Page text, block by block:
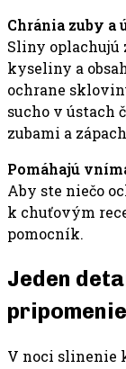
Chránia zuby a
Sliny oplachujú
kyseliny a
ochrane
sucho v ústach
zubami a
Pomáhajú
Aby ste niečo
k chuťovým
pomocník.
Jeden
V noci slinenie